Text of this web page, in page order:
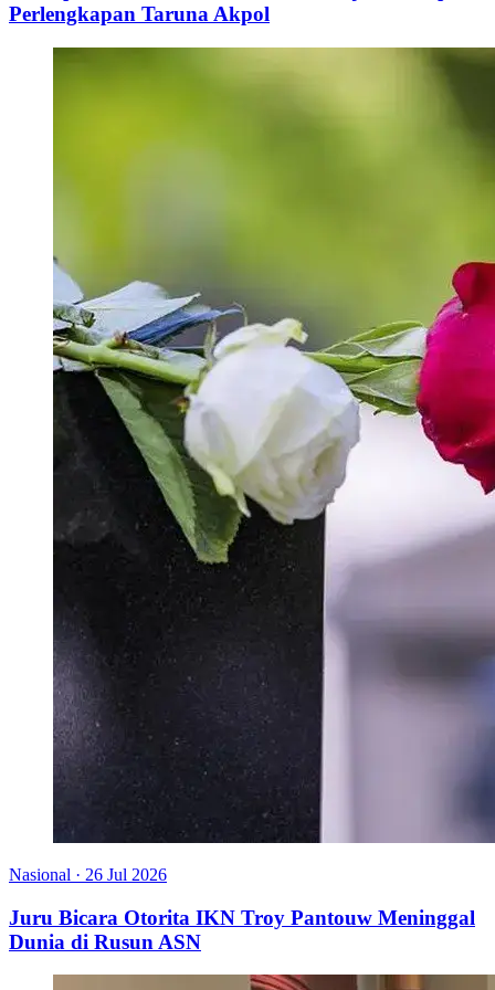
Perlengkapan Taruna Akpol
Nasional · 26 Jul 2026
Juru Bicara Otorita IKN Troy Pantouw Meninggal
Dunia di Rusun ASN